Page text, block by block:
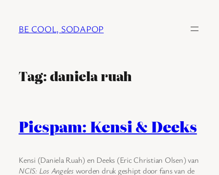
BE COOL, SODAPOP
Tag:daniela ruah
Picspam: Kensi & Deeks
Kensi (Daniela Ruah) en Deeks (Eric Christian Olsen) van
NCIS: Los Angeles worden druk geshipt door fans van de